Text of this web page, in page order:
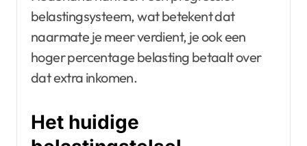
belastingsysteem, wat betekent dat
naarmate je meer verdient, je ook een
hoger percentage belasting betaalt over
dat extra inkomen.
Het huidige